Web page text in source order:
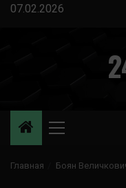
Перейти
07.02.2026
Основное
Главная Боян